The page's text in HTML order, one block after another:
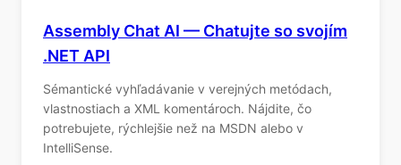
Assembly Chat AI — Chatujte so svojím
.NET API
Sémantické vyhľadávanie v verejných metódach,
vlastnostiach a XML komentároch. Nájdite, čo
potrebujete, rýchlejšie než na MSDN alebo v
IntelliSense.